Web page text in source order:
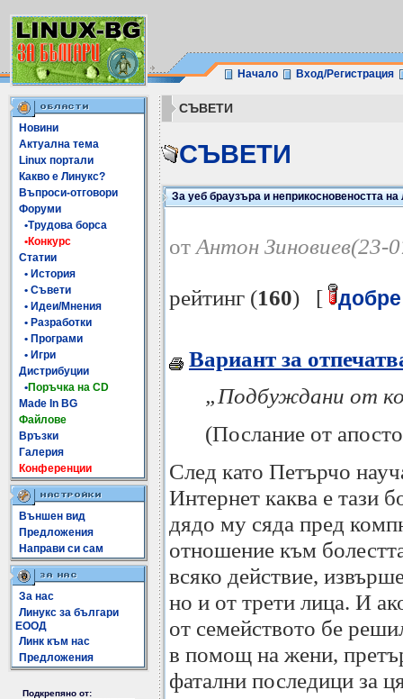
Начало Вход/Регистрация
Новини
Актуална тема
Linux портали
Какво е Линукс?
Въпроси-отговори
Форуми
•Трудова борса
•Конкурс
Статии
• История
• Съвети
• Идеи/Мнения
• Разработки
• Програми
• Игри
Дистрибуции
•Поръчка на CD
Made In BG
Файлове
Връзки
Галерия
Конференции
Външен вид
Предложения
Направи си сам
За нас
Линукс за българи
ЕООД
Линк към нас
Предложения
Подкрепяно от:
СЪВЕТИ
СЪВЕТИ
За уеб браузъра и неприкосновеността
от Антон Зиновиев(23-
рейтинг (160) [ добре
Вариант за
„Подбуждани от
(Послание от
След като Петърчо
Интернет каква е тази
дядо му сяда пред
отношение към
всяко действие,
но и от трети лица. И
от семейството бе
в помощ на жени,
фатални последици за